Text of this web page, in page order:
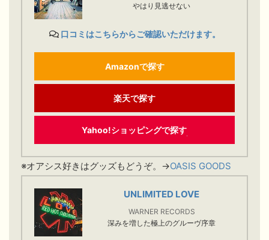
やはり見逃せない
口コミはこちらからご確認いただけます。
Amazonで探す
楽天で探す
Yahoo!ショッピングで探す
※オアシス好きはグッズもどうぞ。→OASIS GOODS
UNLIMITED LOVE
WARNER RECORDS
深みを増した極上のグルーヴ序章